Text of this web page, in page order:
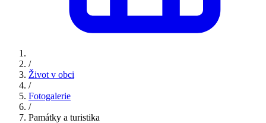
/
Život v obci
/
Fotogalerie
/
Památky a turistika